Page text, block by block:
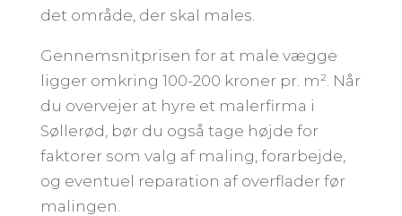
det område, der skal males.
Gennemsnitprisen for at male vægge
ligger omkring 100-200 kroner pr. m². Når
du overvejer at hyre et malerfirma i
Søllerød, bør du også tage højde for
faktorer som valg af maling, forarbejde,
og eventuel reparation af overflader før
malingen.